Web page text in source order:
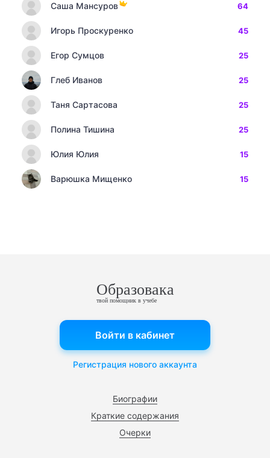
Саша Мансуров 64
Игорь Проскуренко 45
Егор Сумцов 25
Глеб Иванов 25
Таня Сартасова 25
Полина Тишина 25
Юлия Юлия 15
Варюшка Мищенко 15
Образовака
твой помощник в учебе
Биографии
Краткие содержания
Очерки
Войти в кабинет
Регистрация нового аккаунта